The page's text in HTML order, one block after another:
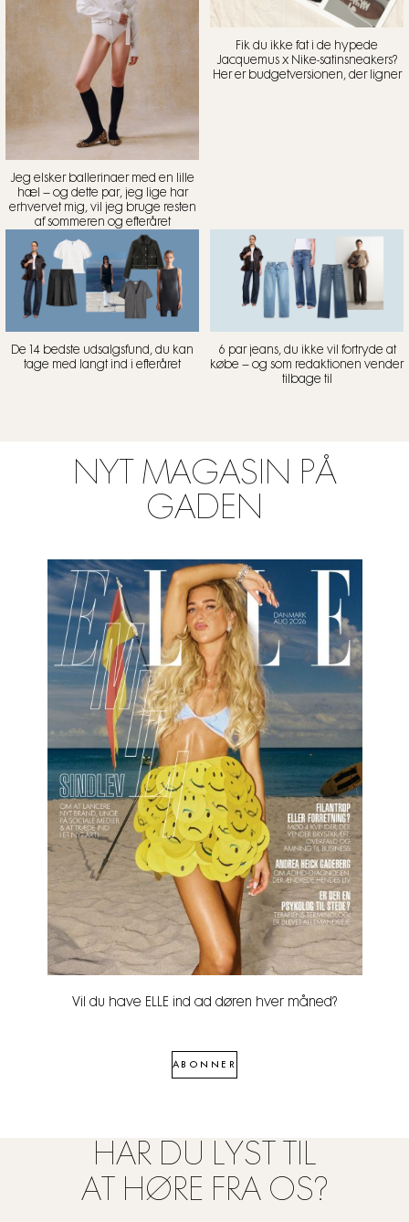
Jeg elsker ballerinaer med en lille
hæl – og dette par, jeg lige har
erhvervet mig, vil jeg bruge resten
af sommeren og efteråret
Fik du ikke fat i de hypede
Jacquemus x Nike-satinsneakers?
Her er budgetversionen, der ligner
De 14 bedste udsalgsfund, du kan
tage med langt ind i efteråret
6 par jeans, du ikke vil fortryde at
købe – og som redaktionen vender
tilbage til
NYT MAGASIN PÅ
GADEN
Vil du have ELLE ind ad døren hver måned?
ABONNER
HAR DU LYST TIL
AT HØRE FRA OS?